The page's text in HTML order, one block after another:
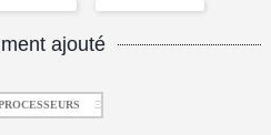
ajouté
Ξ